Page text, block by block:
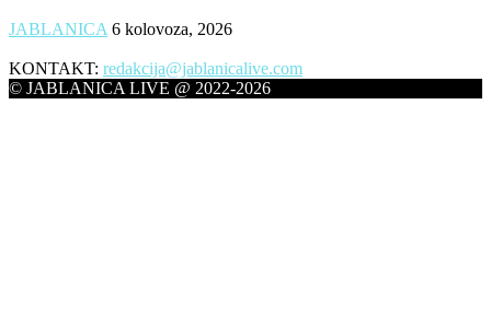
JABLANICA 6 kolovoza, 2026
KONTAKT: redakcija@jablanicalive.com
© JABLANICA LIVE @ 2022-2026